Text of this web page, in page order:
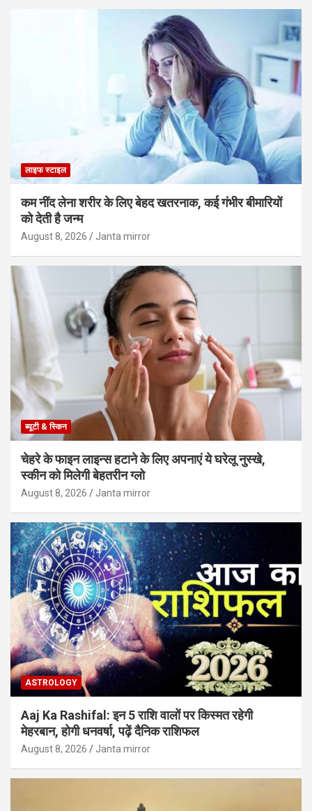
लाइफ स्टाइल
कम नींद लेना शरीर के लिए बेहद खतरनाक, कई गंभीर बीमारियों
को देती है जन्म
August 8, 2026 Janta mirror
ब्यूटी & स्किन
चेहरे के फाइन लाइन्स हटाने के लिए अपनाएं ये घरेलू नुस्खे,
स्कीन को मिलेगी बेहतरीन ग्लो
August 8, 2026 Janta mirror
ASTROLOGY
Aaj Ka Rashifal: इन 5 राशि वालों पर किस्मत रहेगी
मेहरबान, होगी धनवर्षा, पढ़ें दैनिक राशिफल
August 8, 2026 Janta mirror